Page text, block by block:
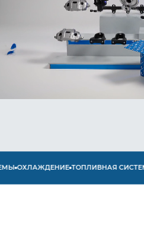
ОХЛАЖДЕНИЕ ТОПЛИВНАЯ СИСТЕМА